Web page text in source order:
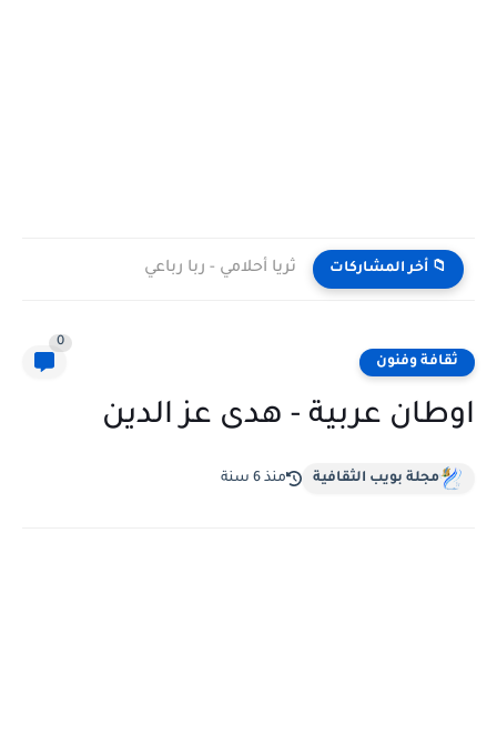
📁 أخر المشاركات ثريا أحلامي - ربا رباعي
ثقافة وفنون
0
اوطان عربية - هدى عز الدين
مجلة بويب الثقافية منذ 6 سنة